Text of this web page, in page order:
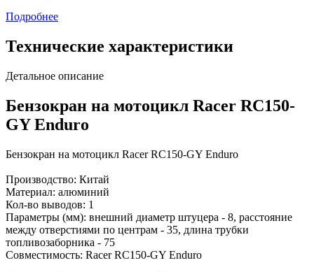
Подробнее
Технические характеристики
Детальное описание
Бензокран на мотоцикл Racer RC150-
GY Enduro
Бензокран на мотоцикл Racer RC150-GY Enduro
Производство: Китай
Материал: алюминий
Кол-во выводов: 1
Параметры (мм): внешний диаметр штуцера - 8, расстояние
между отверстиями по центрам - 35, длина трубки
топливозаборника - 75
Совместимость: Racer RC150-GY Enduro